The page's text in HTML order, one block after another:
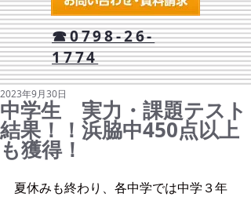
☎0798-26-
1774
中学生 実力・課題テスト
結果！！浜脇中450点以上
も獲得！
2023年9月30日
夏休みも終わり、各中学では中学３年